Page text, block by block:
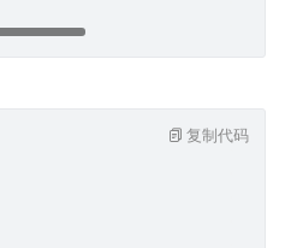
复制代码